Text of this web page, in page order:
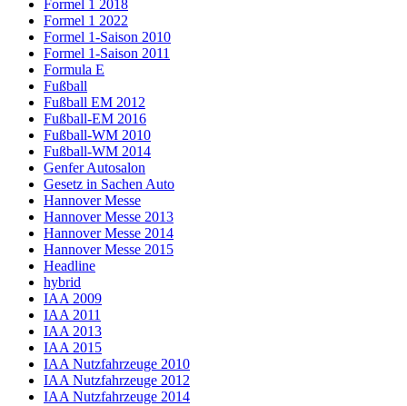
Formel 1 2018
Formel 1 2022
Formel 1-Saison 2010
Formel 1-Saison 2011
Formula E
Fußball
Fußball EM 2012
Fußball-EM 2016
Fußball-WM 2010
Fußball-WM 2014
Genfer Autosalon
Gesetz in Sachen Auto
Hannover Messe
Hannover Messe 2013
Hannover Messe 2014
Hannover Messe 2015
Headline
hybrid
IAA 2009
IAA 2011
IAA 2013
IAA 2015
IAA Nutzfahrzeuge 2010
IAA Nutzfahrzeuge 2012
IAA Nutzfahrzeuge 2014